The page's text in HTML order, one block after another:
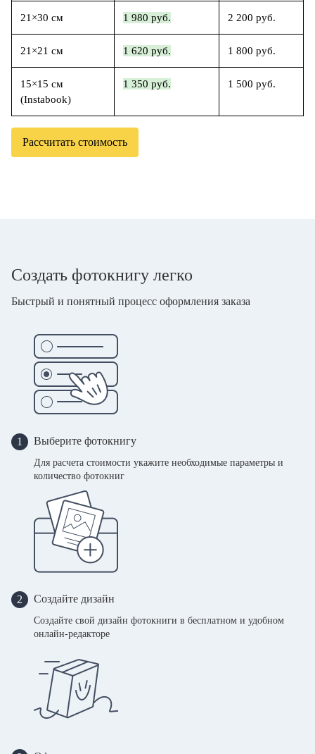
21×30 см 1 980 руб. 2 200 руб.
21×21 см 1 620 руб. 1 800 руб.
15×15 см
(Instabook)
1 350 руб. 1 500 руб.
Рассчитать стоимость
Создать фотокнигу легко
Быстрый и понятный процесс оформления заказа
1 Выберите фотокнигу
Для расчета стоимости укажите необходимые параметры и
количество фотокниг
2 Создайте дизайн
Создайте свой дизайн фотокниги в бесплатном и удобном
онлайн-редакторе